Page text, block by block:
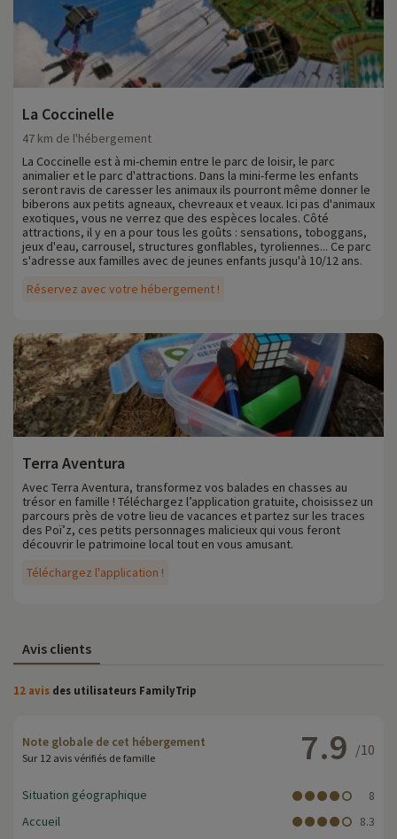
La Coccinelle
Réservez avec votre hébergement !
47 km de l'hébergement
La Coccinelle est à mi-chemin entre le parc de loisir, le parc
animalier et le parc d'attractions. Dans la mini-ferme les enfants
seront ravis de caresser les animaux ils pourront même donner le
biberons aux petits agneaux, chevreaux et veaux. Ici pas d'animaux
exotiques, vous ne verrez que des espèces locales. Côté
attractions, il y en a pour tous les goûts : sensations, toboggans,
jeux d'eau, carrousel, structures gonflables, tyroliennes... Ce parc
s'adresse aux familles avec de jeunes enfants jusqu'à 10/12 ans.
Terra Aventura
Téléchargez l'application !
Avec Terra Aventura, transformez vos balades en chasses au
trésor en famille ! Téléchargez l’application gratuite, choisissez un
parcours près de votre lieu de vacances et partez sur les traces
des Poï’z, ces petits personnages malicieux qui vous feront
découvrir le patrimoine local tout en vous amusant.
Avis clients
12 avis des utilisateurs FamilyTrip
Note globale de cet hébergement
Sur 12 avis vérifiés de famille 7.9 /10
Situation géographique
8
Accueil
8.3